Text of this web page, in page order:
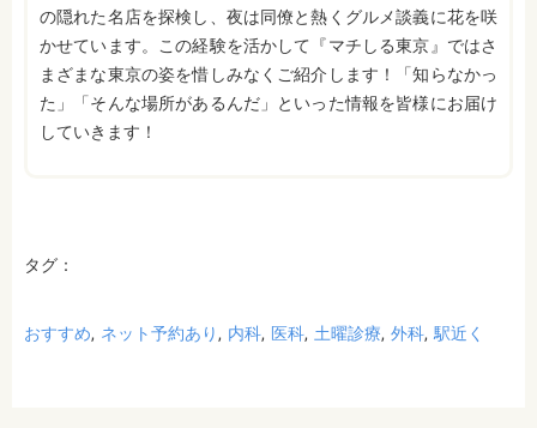
の隠れた名店を探検し、夜は同僚と熱くグルメ談義に花を咲
かせています。この経験を活かして『マチしる東京』ではさ
まざまな東京の姿を惜しみなくご紹介します！「知らなかっ
た」「そんな場所があるんだ」といった情報を皆様にお届け
していきます！
タグ：
おすすめ ネット予約あり 内科 医科 土曜診療 外科 駅近く